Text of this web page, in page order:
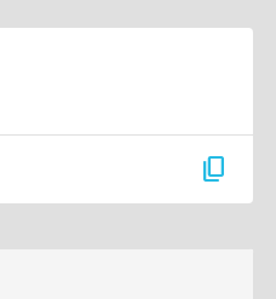
content_copy